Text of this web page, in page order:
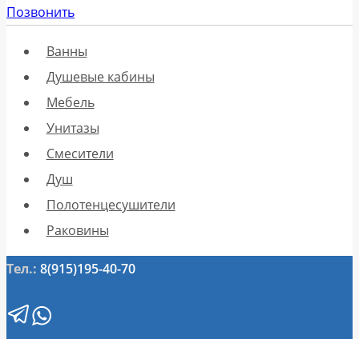
Позвонить
Ванны
Душевые кабины
Мебель
Унитазы
Смесители
Душ
Полотенцесушители
Раковины
Тел.: 8(915)195-40-70